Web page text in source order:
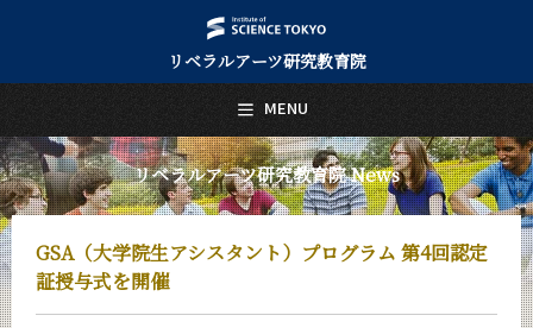
リベラルアーツ研究教育院
リベラルアーツ研究教育院 News
GSA（大学院生アシスタント）プログラム 第4回認定
証授与式を開催
MENU
日本語 English
トップページ
Top Page
リベラルアーツ研究教育院について
About Us
教育
Education